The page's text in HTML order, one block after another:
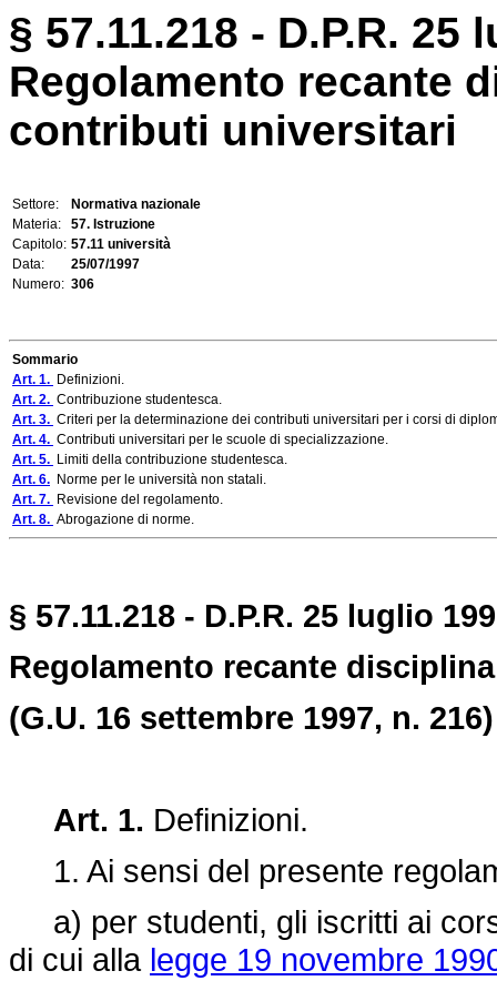
§ 57.11.218 - D.P.R. 25
Regolamento recante
contributi universitari
Settore:
Normativa nazionale
Materia:
57. Istruzione
Capitolo: 57.11 università
Data:
25/07/1997
Numero: 306
Sommario
Art. 1. Definizioni.
Art. 2. Contribuzione studentesca.
Art. 3. Criteri per la determinazione dei contributi universitari per i corsi di
Art. 4. Contributi universitari per le scuole di specializzazione.
Art. 5. Limiti della contribuzione studentesca.
Art. 6. Norme per le università non statali.
Art. 7. Revisione del regolamento.
Art. 8. Abrogazione di norme.
§ 57.11.218 - D.P.R. 25 luglio
Regolamento recante
(G.U. 16 settembre 1997, n. 216)
Art. 1. Definizioni.
1. Ai sensi del presente
a) per studenti, gli iscritti ai
di cui alla legge 19 novembre